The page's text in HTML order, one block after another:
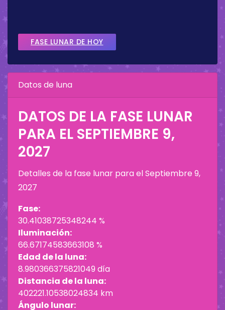
FASE LUNAR DE HOY
Datos de luna
DATOS DE LA FASE LUNAR
PARA EL SEPTIEMBRE 9,
2027
Detalles de la fase lunar para elSeptiembre 9,
2027
Fase:
30.41038725348244 %
Iluminación:
66.67174583663108 %
Edad de la luna:
8.980366375821049 día
Distancia de la luna:
402221.10538024834 km
Ángulo lunar: